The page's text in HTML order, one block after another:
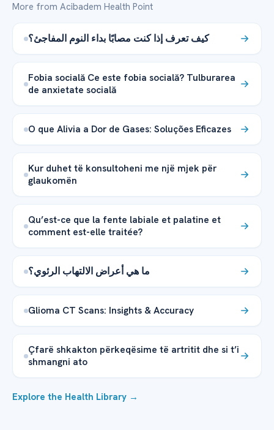
More from Acibadem Health Point
كيف تعرف إذا كنت مصابًا بداء النوم المفاجئ؟
Fobia socială Ce este fobia socială? Tulburarea
de anxietate socială
O que Alivia a Dor de Gases: Soluções Eficazes
Kur duhet të konsultoheni me një mjek për
glaukomën
Qu’est-ce que la fente labiale et palatine et
comment est-elle traitée?
ما هي أعراض الالتهاب الرئوي؟
Glioma CT Scans: Insights & Accuracy
Çfarë shkakton përkeqësime të artritit dhe si t’i
shmangni ato
Explore the Health Library →